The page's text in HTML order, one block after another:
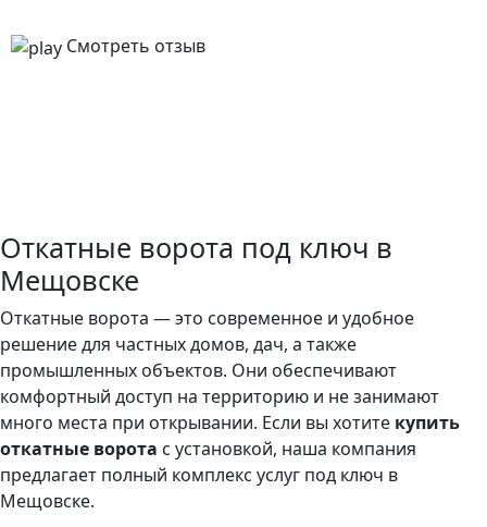
Смотреть отзыв
Откатные ворота под ключ в
Мещовске
Откатные ворота — это современное и удобное
решение для частных домов, дач, а также
промышленных объектов. Они обеспечивают
комфортный доступ на территорию и не занимают
много места при открывании. Если вы хотите купить
откатные ворота с установкой, наша компания
предлагает полный комплекс услуг под ключ в
Мещовске.